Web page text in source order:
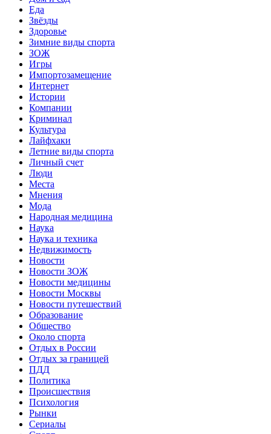
Еда
Звёзды
Здоровье
Зимние виды спорта
ЗОЖ
Игры
Импортозамещение
Интернет
Истории
Компании
Криминал
Культура
Лайфхаки
Летние виды спорта
Личный счет
Люди
Места
Мнения
Мода
Народная медицина
Наука
Наука и техника
Недвижимость
Новости
Новости ЗОЖ
Новости медицины
Новости Москвы
Новости путешествий
Образование
Общество
Около спорта
Отдых в России
Отдых за границей
ПДД
Политика
Происшествия
Психология
Рынки
Сериалы